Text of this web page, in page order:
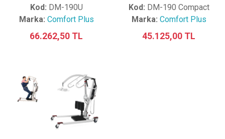
Kod: DM-190U
Marka: Comfort Plus
66.262,50 TL
Kod: DM-190 Compact
Marka: Comfort Plus
45.125,00 TL